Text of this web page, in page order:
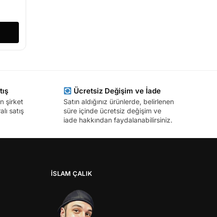
şirket
satış
Ücretsiz Değişim ve İade
Satın aldığınız ürünlerde, belirlenen
süre içinde ücretsiz değişim ve
iade hakkından faydalanabilirsiniz.
İSLAM ÇALIK